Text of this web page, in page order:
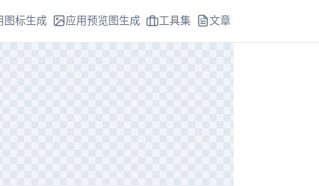
图标生成 应用预览图生成 工具集 文章